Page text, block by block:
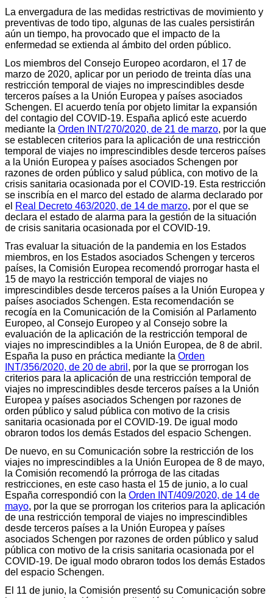
La envergadura de las medidas restrictivas de movimiento y
preventivas de todo tipo, algunas de las cuales persistirán
aún un tiempo, ha provocado que el impacto de la
enfermedad se extienda al ámbito del orden público.
Los miembros del Consejo Europeo acordaron, el 17 de
marzo de 2020, aplicar por un periodo de treinta días una
restricción temporal de viajes no imprescindibles desde
terceros países a la Unión Europea y países asociados
Schengen. El acuerdo tenía por objeto limitar la expansión
del contagio del COVID-19. España aplicó este acuerdo
mediante la Orden INT/270/2020, de 21 de marzo, por la que
se establecen criterios para la aplicación de una restricción
temporal de viajes no imprescindibles desde terceros países
a la Unión Europea y países asociados Schengen por
razones de orden público y salud pública, con motivo de la
crisis sanitaria ocasionada por el COVID-19. Esta restricción
se inscribía en el marco del estado de alarma declarado por
el Real Decreto 463/2020, de 14 de marzo, por el que se
declara el estado de alarma para la gestión de la situación
de crisis sanitaria ocasionada por el COVID-19.
Tras evaluar la situación de la pandemia en los Estados
miembros, en los Estados asociados Schengen y terceros
países, la Comisión Europea recomendó prorrogar hasta el
15 de mayo la restricción temporal de viajes no
imprescindibles desde terceros países a la Unión Europea y
países asociados Schengen. Esta recomendación se
recogía en la Comunicación de la Comisión al Parlamento
Europeo, al Consejo Europeo y al Consejo sobre la
evaluación de la aplicación de la restricción temporal de
viajes no imprescindibles a la Unión Europea, de 8 de abril.
España la puso en práctica mediante la Orden
INT/356/2020, de 20 de abril , por la que se prorrogan los
criterios para la aplicación de una restricción temporal de
viajes no imprescindibles desde terceros países a la Unión
Europea y países asociados Schengen por razones de
orden público y salud pública con motivo de la crisis
sanitaria ocasionada por el COVID-19. De igual modo
obraron todos los demás Estados del espacio Schengen.
De nuevo, en su Comunicación sobre la restricción de los
viajes no imprescindibles a la Unión Europea de 8 de mayo,
la Comisión recomendó la prórroga de las citadas
restricciones, en este caso hasta el 15 de junio, a lo cual
España correspondió con la Orden INT/409/2020, de 14 de
mayo, por la que se prorrogan los criterios para la aplicación
de una restricción temporal de viajes no imprescindibles
desde terceros países a la Unión Europea y países
asociados Schengen por razones de orden público y salud
pública con motivo de la crisis sanitaria ocasionada por el
COVID-19. De igual modo obraron todos los demás Estados
del espacio Schengen.
El 11 de junio, la Comisión presentó su Comunicación sobre